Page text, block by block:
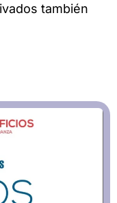
también